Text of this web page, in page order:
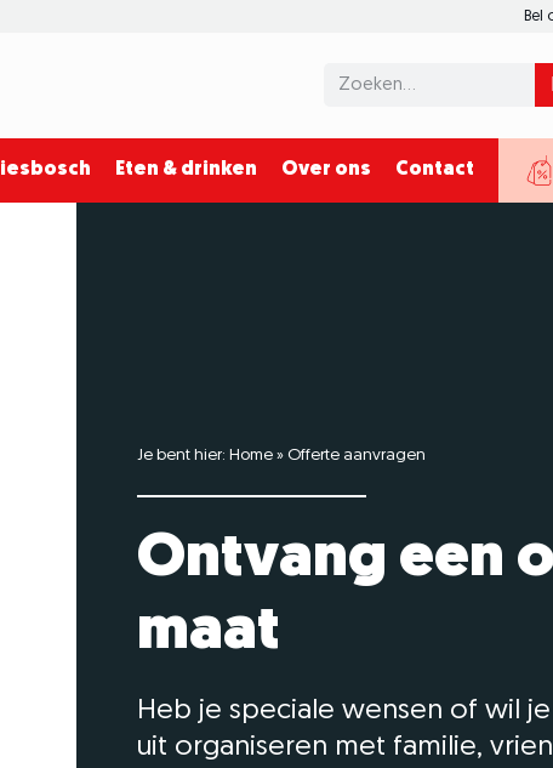
Bel
Eten & drinken Over ons Contact
Je bent hier: Home » Offerte aanvragen
Ontvang een
maat
Heb je speciale wensen of wil
uit organiseren met familie,